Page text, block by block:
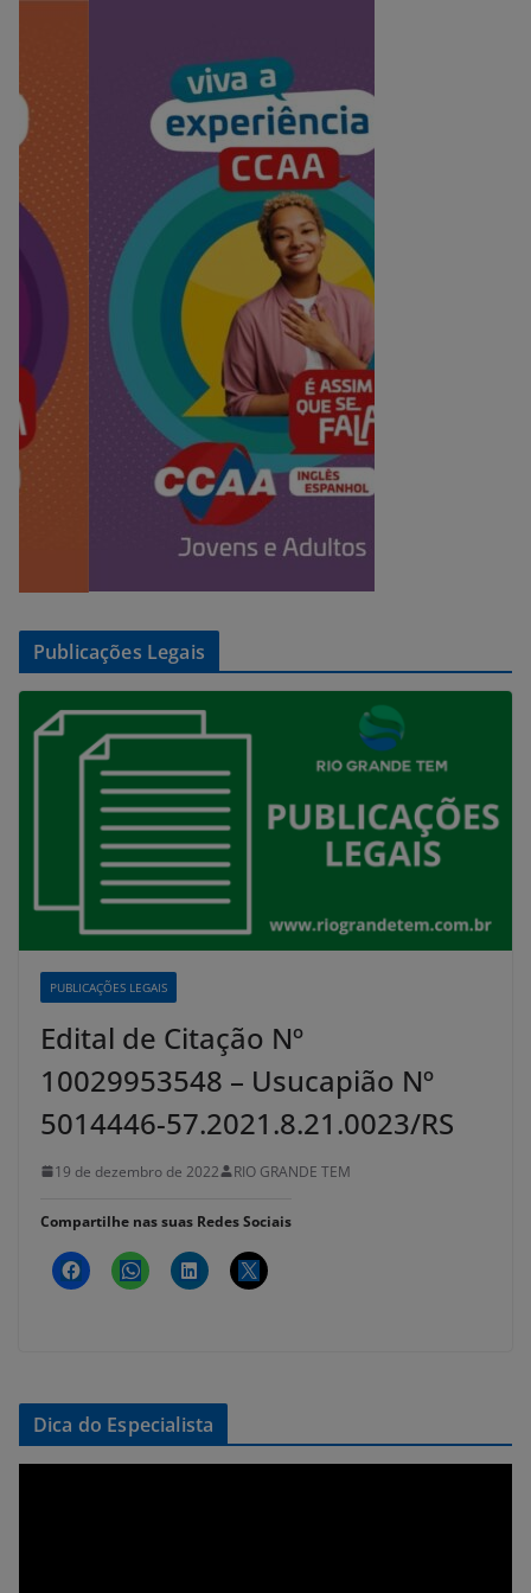
Publicações Legais
PUBLICAÇÕES LEGAIS
Edital de Citação Nº
10029953548 – Usucapião Nº
5014446-57.2021.8.21.0023/RS
19 de dezembro de 2022 RIO GRANDE TEM
Compartilhe nas suas Redes Sociais
Dica do Especialista